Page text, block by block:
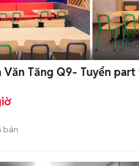
Văn Tăng Q9- Tuyển
bán